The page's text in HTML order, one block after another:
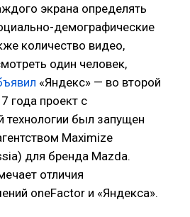
экрана определять
демографические
количество видео,
один человек,
«Яндекс» — во второй
года проект с
технологии был запущен
Maximize
для бренда Mazda.
отличия
oneFactor и «Яндекса».